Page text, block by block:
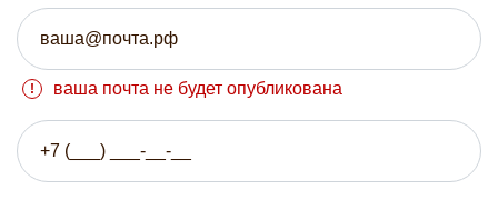
ваша почта не будет опубликована